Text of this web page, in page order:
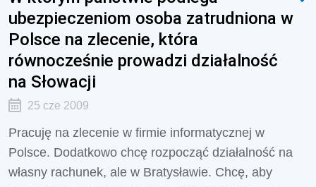
ubezpieczeniom osoba zatrudniona w
Polsce na zlecenie, która
równocześnie prowadzi działalność
na Słowacji
25 cze 2009
Pracuję na zlecenie w firmie informatycznej w
Polsce. Dodatkowo chcę rozpocząć działalność na
własny rachunek, ale w Bratysławie. Chcę, aby